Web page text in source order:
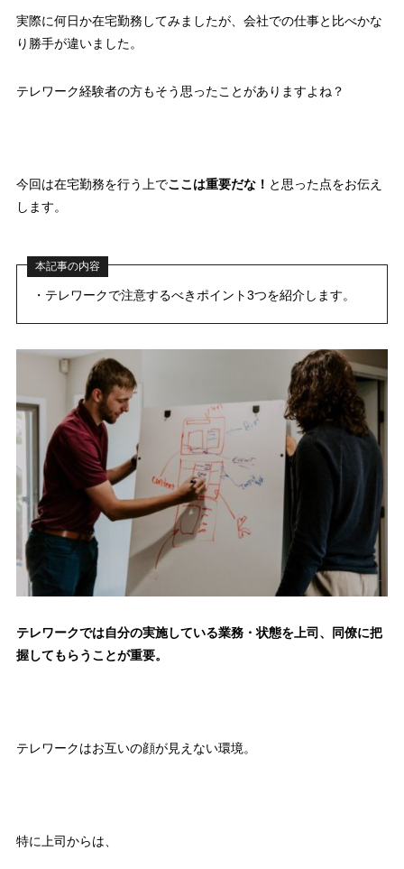
実際に何日か在宅勤務してみましたが、 会社での仕事と比べかな
り勝手が違いました。
テレワーク経験者の方もそう思ったことがありますよね？
今回は在宅勤務を行う上でここは重要だな！ と思った点をお伝え
します。
本記事の内容
・テレワークで注意するべきポイント3つを紹介します。
テレワークでは自分の実施している業務・状態を上司、同僚に把
握してもらうことが重要。
テレワークはお互いの顔が見えない環境。
特に上司からは、